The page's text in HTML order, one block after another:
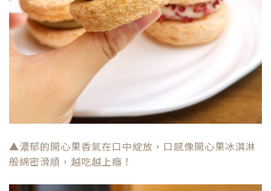
▲濃郁的開心果香氣在口中綻放，口感像開心果冰淇淋
般綿密滑順，越吃越上癮！